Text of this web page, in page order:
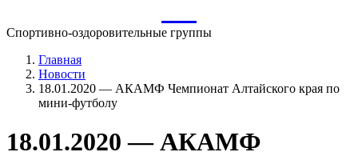
Спортивно-оздоровительные группы
Главная
Новости
18.01.2020 — АКАМФ Чемпионат Алтайского края по
мини-футболу
18.01.2020 — АКАМФ